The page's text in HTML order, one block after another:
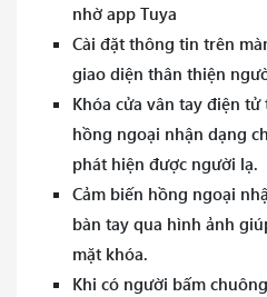
nhờ app Tuya
Cài đặt thông tin trên
giao diện thân thiện
Khóa cửa vân tay điện
hồng ngoại nhận dạng
phát hiện được người lạ.
Cảm biến hồng ngoại
bàn tay qua hình ảnh
mặt khóa.
Khi có người bấm